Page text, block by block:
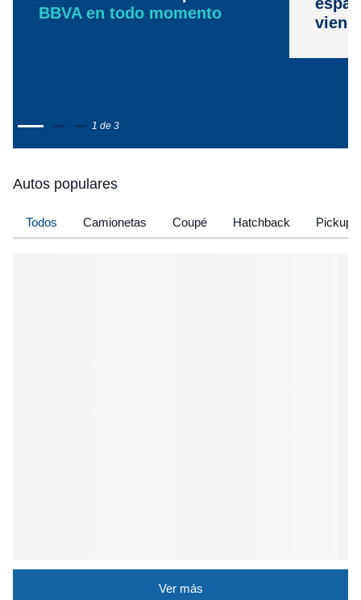
BBVA en todo momento
1 de 3
Autos populares
Todos Camionetas Coupé Hatchback Pickup
Ver más